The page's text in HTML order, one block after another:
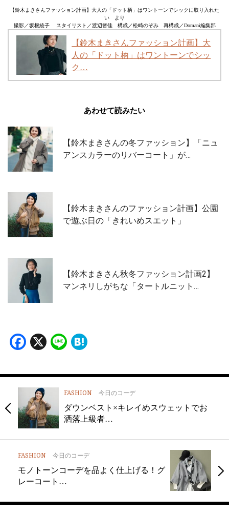
【鈴木まきさんファッション計画】大人の「ドット柄」はワントーンでシックに取り入れた
い より
撮影／坂根綾子 スタイリスト／渡辺智佳 構成／松崎のぞみ 再構成／Domani編集部
【鈴木まきさんファッション計画】大
人の「ドット柄」はワントーンでシッ
ク…
あわせて読みたい
【鈴木まきさんの冬ファッション】「ニュ
アンスカラーのリバーコート」が…
【鈴木まきさんのファッション計画】公園
で遊ぶ日の「きれいめスエット」
【鈴木まきさん秋冬ファッション計画2】
マンネリしがちな「タートルニット…
Facebook
X Line
FASHION 今日のコーデ
ダウンベスト×キレイめスウェットでお
洒落上級者…
FASHION 今日のコーデ
モノトーンコーデを品よく仕上げる！グ
レーコート…